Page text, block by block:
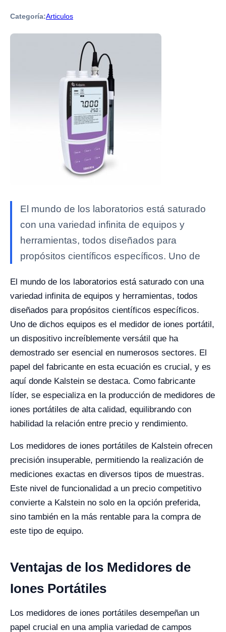
Categoría:Articulos
El mundo de los laboratorios está saturado
con una variedad infinita de equipos y
herramientas, todos diseñados para
propósitos científicos específicos. Uno de
El mundo de los laboratorios está saturado con una
variedad infinita de equipos y herramientas, todos
diseñados para propósitos científicos específicos.
Uno de dichos equipos es el medidor de iones portátil,
un dispositivo increíblemente versátil que ha
demostrado ser esencial en numerosos sectores. El
papel del fabricante en esta ecuación es crucial, y es
aquí donde Kalstein se destaca. Como fabricante
líder, se especializa en la producción de medidores de
iones portátiles de alta calidad, equilibrando con
habilidad la relación entre precio y rendimiento.
Los medidores de iones portátiles de Kalstein ofrecen
precisión insuperable, permitiendo la realización de
mediciones exactas en diversos tipos de muestras.
Este nivel de funcionalidad a un precio competitivo
convierte a Kalstein no solo en la opción preferida,
sino también en la más rentable para la compra de
este tipo de equipo.
Ventajas de los Medidores de
Iones Portátiles
Los medidores de iones portátiles desempeñan un
papel crucial en una amplia variedad de campos